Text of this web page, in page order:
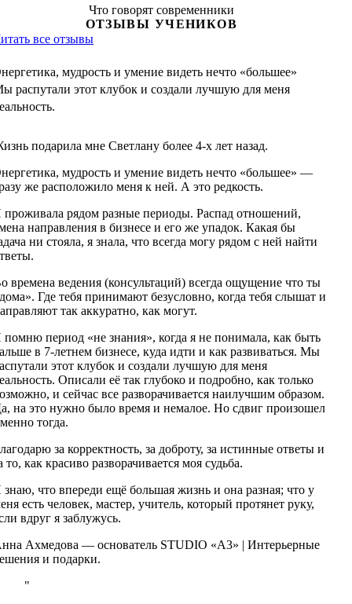
Что говорят современники
ОТЗЫВЫ УЧЕНИКОВ
все отзывы
мудрость и умение видеть нечто «большее»
распутали этот клубок и создали лучшую для меня
подарила мне Светлану более 4-х лет назад.
мудрость и умение видеть нечто «большее» —
же расположило меня к ней. А это редкость.
проживала рядом разные периоды. Распад отношений,
направления в бизнесе и его же упадок. Какая бы
ни стояла, я знала, что всегда могу рядом с ней найти
времена ведения (консультаций) всегда ощущение что ты
Где тебя принимают безусловно, когда тебя слышат и
так аккуратно, как могут.
помню период «не знания», когда я не понимала, как быть
в 7-летнем бизнесе, куда идти и как развиваться. Мы
этот клубок и создали лучшую для меня
Описали её так глубоко и подробно, как только
и сейчас все разворачивается наилучшим образом.
на это нужно было время и немалое. Но сдвиг произошел
тогда.
за корректность, за доброту, за истинные ответы и
то, как красиво разворачивается моя судьба.
знаю, что впереди ещё большая жизнь и она разная; что у
есть человек, мастер, учитель, который протянет руку,
вдруг я заблужусь.
Ахмедова — основатель STUDIO «A3» | Интерьерные
и подарки.